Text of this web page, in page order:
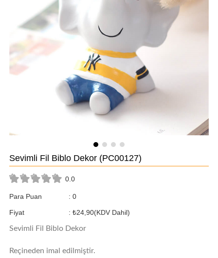
Sevimli Fil Biblo Dekor (PC00127)
0.0
Para Puan : 0
Fiyat : ₺24,90(KDV Dahil)
Sevimli Fil Biblo Dekor
Reçineden imal edilmiştir.